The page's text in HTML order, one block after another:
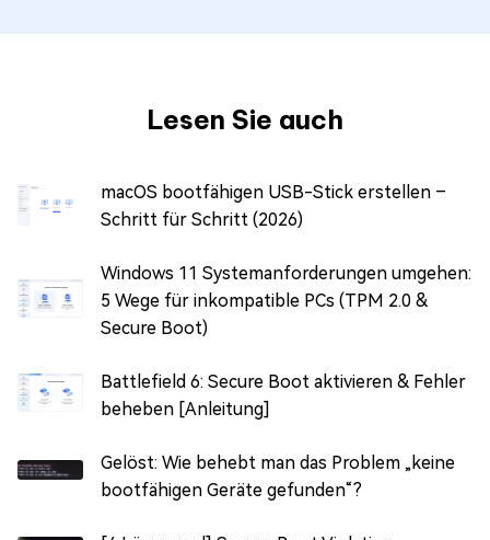
Lesen Sie auch
macOS bootfähigen USB-Stick erstellen –
Schritt für Schritt (2026)
Windows 11 Systemanforderungen umgehen:
5 Wege für inkompatible PCs (TPM 2.0 &
Secure Boot)
Battlefield 6: Secure Boot aktivieren & Fehler
beheben [Anleitung]
Gelöst: Wie behebt man das Problem „keine
bootfähigen Geräte gefunden“?